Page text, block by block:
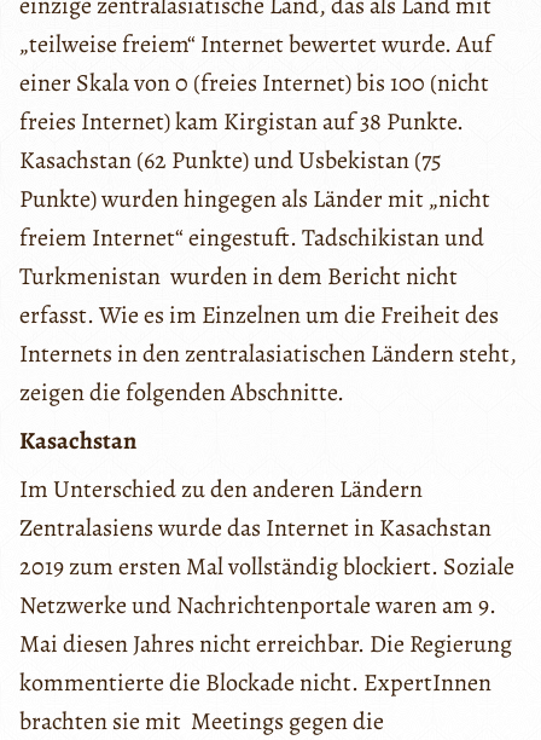
„teilweise freiem“ Internet bewertet wurde. Auf
einer Skala von 0 (freies Internet) bis 100 (nicht
freies Internet) kam Kirgistan auf 38 Punkte.
Kasachstan (62 Punkte) und Usbekistan (75
Punkte) wurden hingegen als Länder mit „nicht
freiem Internet“ eingestuft. Tadschikistan und
Turkmenistan wurden in dem Bericht nicht
erfasst. Wie es im Einzelnen um die Freiheit des
Internets in den zentralasiatischen Ländern steht,
zeigen die folgenden Abschnitte.
Kasachstan
Im Unterschied zu den anderen Ländern
Zentralasiens wurde das Internet in Kasachstan
2019 zum ersten Mal vollständig blockiert. Soziale
Netzwerke und Nachrichtenportale waren am 9.
Mai diesen Jahres nicht erreichbar. Die Regierung
kommentierte die Blockade nicht. ExpertInnen
brachten sie mit Meetings gegen die